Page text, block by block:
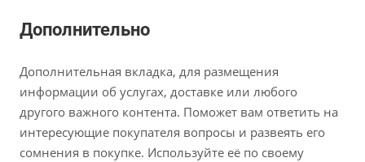
Дополнительно
Дополнительная вкладка, для размещения
информации об услугах, доставке или любого
другого важного контента. Поможет вам ответить на
интересующие покупателя вопросы и развеять его
сомнения в покупке. Используйте её по своему